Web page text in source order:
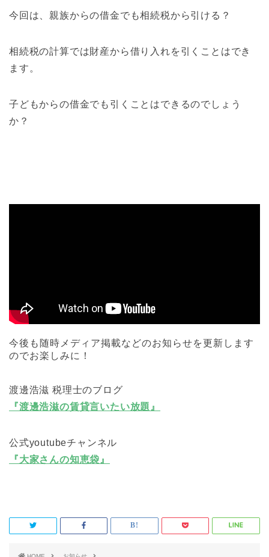
今回は、親族からの借金でも相続税から引ける？
相続税の計算では財産から借り入れを引くことはでき
ます。
子どもからの借金でも引くことはできるのでしょう
か？
今後も随時メディア掲載などのお知らせを更新します
のでお楽しみに！
渡邊浩滋 税理士のブログ
『渡邊浩滋の賃貸言いたい放題』
公式youtubeチャンネル
『大家さんの知恵袋』